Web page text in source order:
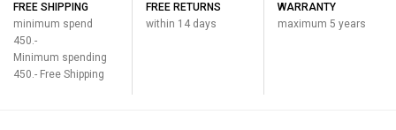
FREE SHIPPING
minimum spend
450.-
Minimum spending
450.- Free Shipping
FREE RETURNS
within 14 days
WARRANTY
maximum 5 years